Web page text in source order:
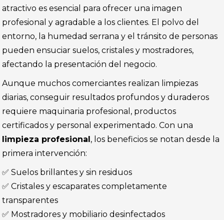
atractivo es esencial para ofrecer una imagen
profesional y agradable a los clientes. El polvo del
entorno, la humedad serrana y el tránsito de personas
pueden ensuciar suelos, cristales y mostradores,
afectando la presentación del negocio.
Aunque muchos comerciantes realizan limpiezas
diarias, conseguir resultados profundos y duraderos
requiere maquinaria profesional, productos
certificados y personal experimentado. Con una
limpieza profesional , los beneficios se notan desde la
primera intervención:
✅ Suelos brillantes y sin residuos
✅ Cristales y escaparates completamente
transparentes
✅ Mostradores y mobiliario desinfectados